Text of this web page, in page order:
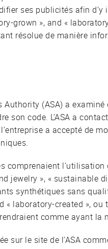
ses publicités afin
grown », and «
résolue de manière
Authority (ASA) a
son code. L’ASA a
a accepté de
comprenaient
jewelry », « sustainable
synthétiques sans
« laboratory-created »,
comme ayant la
sur le site de l’ASA